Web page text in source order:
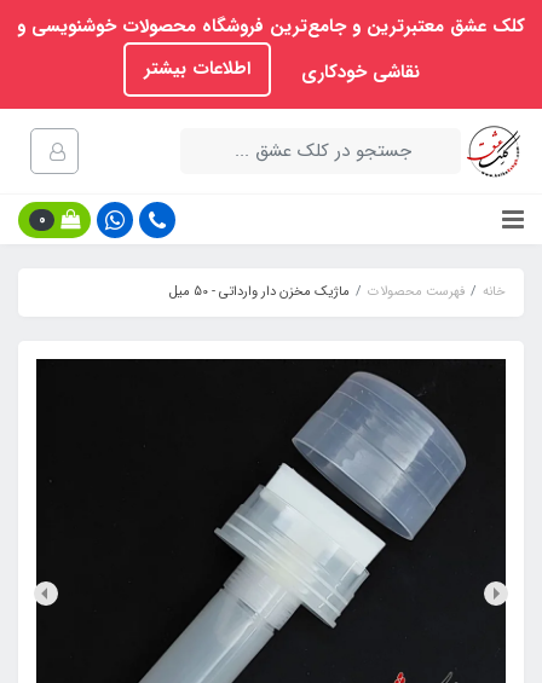
کلک عشق معتبرترین و جامع‌ترین فروشگاه محصولات خوشنویسی و
نقاشی خودکاری
اطلاعات بیشتر
0
خانه فهرست محصولات ماژیک مخزن‏ دار وارداتی - 50 میل